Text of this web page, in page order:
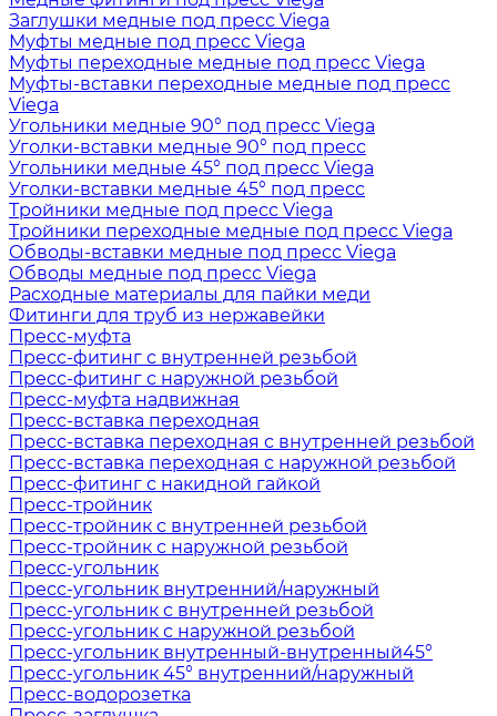
Заглушки медные под пресс Viega
Муфты медные под пресс Viega
Муфты переходные медные под пресс Viega
Муфты-вставки переходные медные под пресс
Viega
Угольники медные 90° под пресс Viega
Уголки-вставки медные 90° под пресс
Угольники медные 45° под пресс Viega
Уголки-вставки медные 45° под пресс
Тройники медные под пресс Viega
Тройники переходные медные под пресс Viega
Обводы-вставки медные под пресс Viega
Обводы медные под пресс Viega
Расходные материалы для пайки меди
Фитинги для труб из нержавейки
Пресс-муфта
Пресс-фитинг с внутренней резьбой
Пресс-фитинг с наружной резьбой
Пресс-муфта надвижная
Пресс-вставка переходная
Пресс-вставка переходная с внутренней резьбой
Пресс-вставка переходная с наружной резьбой
Пресс-фитинг с накидной гайкой
Пресс-тройник
Пресс-тройник с внутренней резьбой
Пресс-тройник с наружной резьбой
Пресс-угольник
Пресс-угольник внутренний/наружный
Пресс-угольник с внутренней резьбой
Пресс-угольник с наружной резьбой
Пресс-угольник внутренный-внутренный45°
Пресс-угольник 45° внутренний/наружный
Пресс-водорозетка